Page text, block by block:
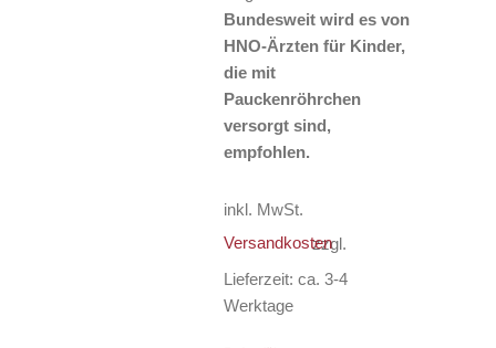
Bundesweit wird es von
HNO-Ärzten für Kinder,
die mit
Pauckenröhrchen
versorgt sind,
empfohlen.
inkl. MwSt.
zzgl.
Versandkosten
Lieferzeit: ca. 3-4
Werktage